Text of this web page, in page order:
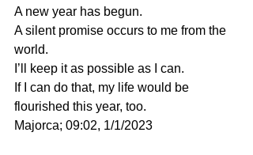
A new year has begun.
A silent promise occurs to me from the
world.
I’ll keep it as possible as I can.
If I can do that, my life would be
flourished this year, too.
Majorca; 09:02, 1/1/2023